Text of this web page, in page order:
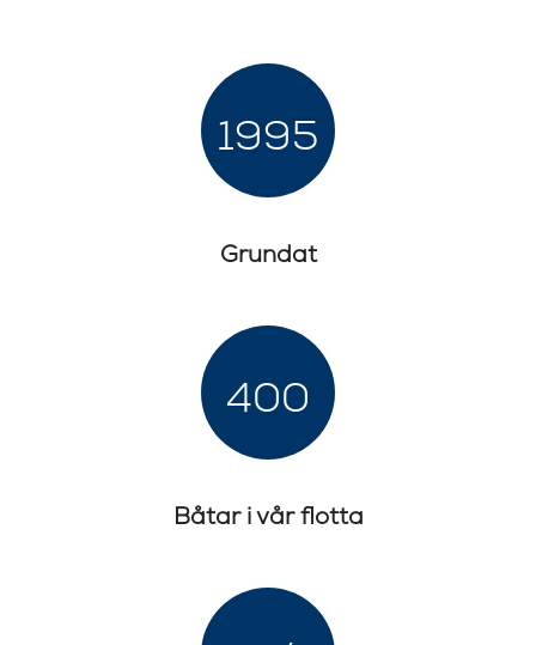
1995
Grundat
400
Båtar i vår flotta